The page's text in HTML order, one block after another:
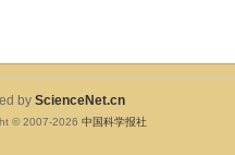
by ScienceNet.cn
© 2007-2026 中国科学报社